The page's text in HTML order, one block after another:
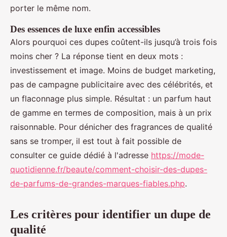
porter le même nom.
Des essences de luxe enfin accessibles
Alors pourquoi ces dupes coûtent-ils jusqu’à trois fois
moins cher ? La réponse tient en deux mots :
investissement et image. Moins de budget marketing,
pas de campagne publicitaire avec des célébrités, et
un flaconnage plus simple. Résultat : un parfum haut
de gamme en termes de composition, mais à un prix
raisonnable. Pour dénicher des fragrances de qualité
sans se tromper, il est tout à fait possible de
consulter ce guide dédié à l'adresse https://mode-
quotidienne.fr/beaute/comment-choisir-des-dupes-
de-parfums-de-grandes-marques-fiables.php.
Les critères pour identifier un dupe de
qualité